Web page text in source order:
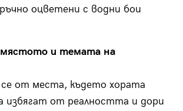
оцветени с водни бои
и темата на
от места, където хората
избягат от реалността и дори